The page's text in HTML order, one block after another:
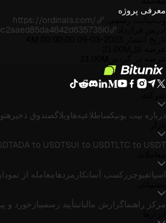
معرفی پروژه
https://ordinals.com/
درباره بیت یونیکساطلاعیه‌هاوبلاگصندوق ذخیره
ADA to USDTSUI to USDTLTC to USDT
اسپاتفیوچرز کسب آسانکارمزدهامعامله از نمودار
مرکز راهنماگزارش مالیاتیتأیید رسمیبازخورد و